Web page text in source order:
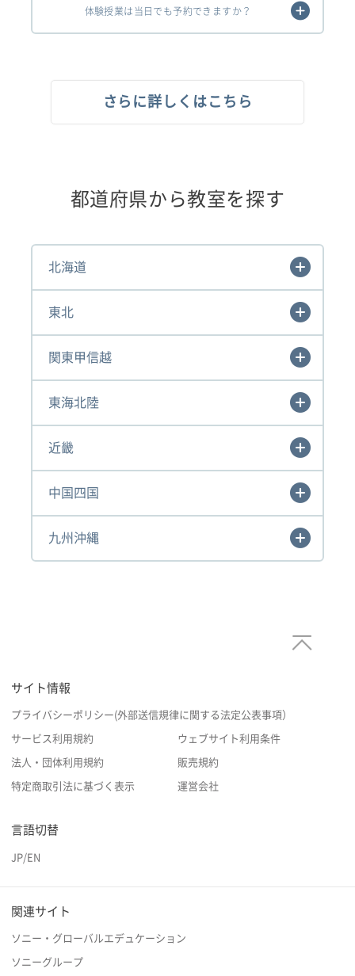
体験授業は当日でも予約できますか？
さらに詳しくはこちら
都道府県から教室を探す
北海道
東北
関東甲信越
東海北陸
近畿
中国四国
九州沖縄
サイト情報
プライバシーポリシー(外部送信規律に関する法定公表事項）
サービス利用規約 ウェブサイト利用条件
法人・団体利用規約 販売規約
特定商取引法に基づく表示 運営会社
言語切替
JP/EN
関連サイト
ソニー・グローバルエデュケーション
ソニーグループ